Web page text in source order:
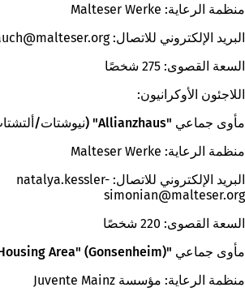
منظمة الرعاية: Malteser Werke
البريد الإلكتروني للاتصال:
malteser org
السعة القصوى: 275 شخصًا
اللاجئون الأوكرانيون:
مأوى جماعي "Allianzhaus" (نيوشتات/ألتشتات)
منظمة الرعاية: Malteser Werke
البريد الإلكتروني للاتصال: natalya.kessler-
simonian
malteser org
السعة القصوى: 220 شخصًا
مأوى جماعي "Housing Area" (Gonsenheim)
منظمة الرعاية: مؤسسة Juvente Mainz